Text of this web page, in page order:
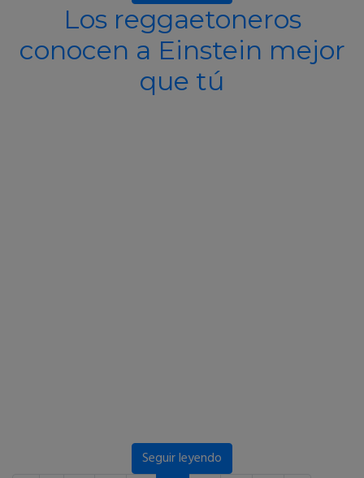
Los reggaetoneros
conocen a Einstein mejor
que tú
Seguir leyendo